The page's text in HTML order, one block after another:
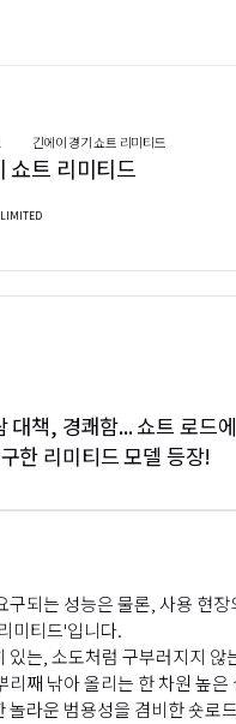
긴에이 경기 쇼트 리미티드
쇼트 리미티드
대책, 경쾌함... 쇼트 로드
한 리미티드 모델 등장!
구되는 성능은 물론, 사용 현
미티드'입니다.
있는, 소도처럼 구부러지지 않
리째 낚아 올리는 한 차원 높
놀라운 범용성을 겸비한 숏로